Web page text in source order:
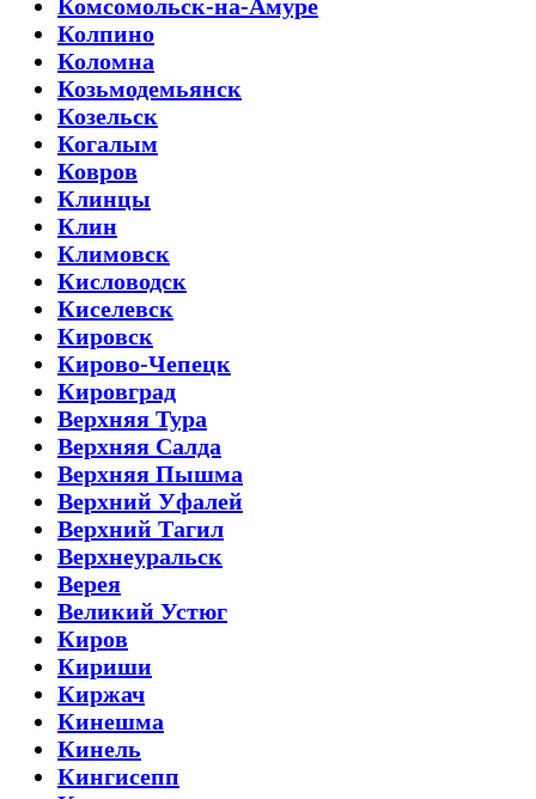
Комсомольск-на-Амуре
Колпино
Коломна
Козьмодемьянск
Козельск
Когалым
Ковров
Клинцы
Клин
Климовск
Кисловодск
Киселевск
Кировск
Кирово-Чепецк
Кировград
Верхняя Тура
Верхняя Салда
Верхняя Пышма
Верхний Уфалей
Верхний Тагил
Верхнеуральск
Верея
Великий Устюг
Киров
Кириши
Киржач
Кинешма
Кинель
Кингисепп